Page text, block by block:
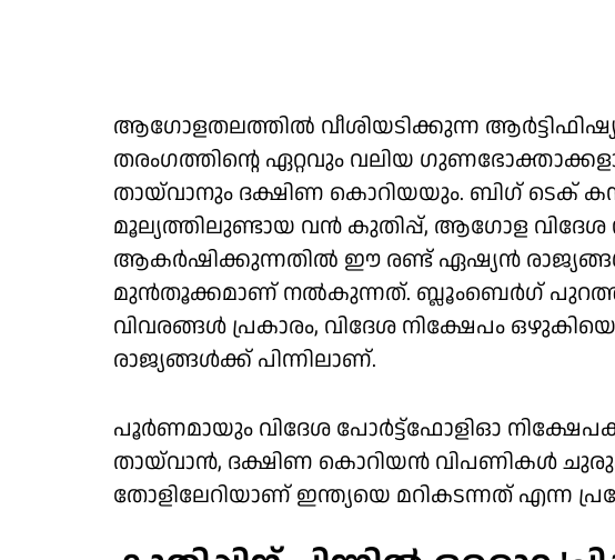
ആഗോളതലത്തില്‍ വീശിയടിക്കുന്ന
തരംഗത്തിന്റെ ഏറ്റവും വലിയ
തായ്‌വാനും ദക്ഷിണ കൊറിയയും. ബിഗ് ടെക്
മൂല്യത്തിലുണ്ടായ വന്‍ കുതിപ്പ്, ആഗോള വിദേശ
ആകര്‍ഷിക്കുന്നതില്‍ ഈ രണ്ട് ഏഷ്യന്‍
മുന്‍തൂക്കമാണ് നല്‍കുന്നത്. ബ്ലൂംബെര്‍ഗ്
വിവരങ്ങള്‍ പ്രകാരം, വിദേശ നിക്ഷേപം
രാജ്യങ്ങള്‍ക്ക് പിന്നിലാണ്.
പൂര്‍ണമായും വിദേശ പോര്‍ട്ട്ഫോളിഓ
തായ്‌വാന്‍, ദക്ഷിണ കൊറിയന്‍ വിപണികള്‍
തോളിലേറിയാണ് ഇന്ത്യയെ മറികടന്നത് എന്ന